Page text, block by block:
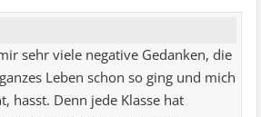
sehr viele negative Gedanken, die
Leben schon so ging und mich
hasst. Denn jede Klasse hat